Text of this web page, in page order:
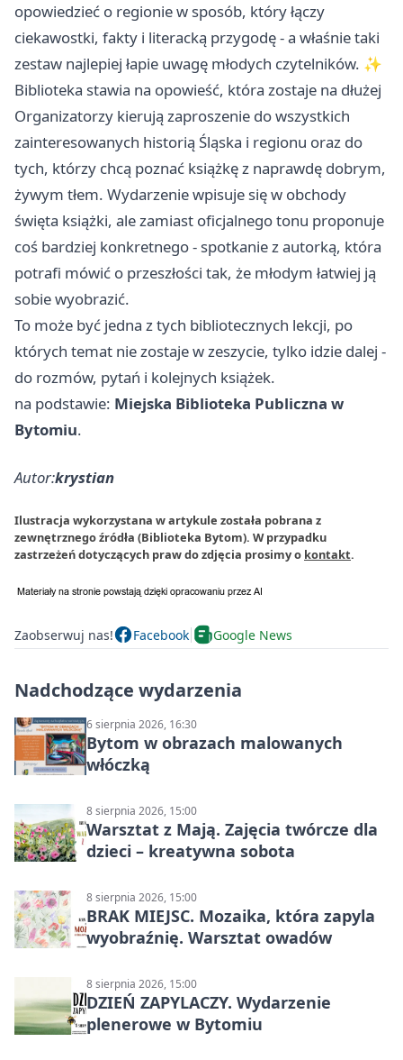
opowiedzieć o regionie w sposób, który łączy
ciekawostki, fakty i literacką przygodę - a właśnie taki
zestaw najlepiej łapie uwagę młodych czytelników. ✨
Biblioteka stawia na opowieść, która zostaje na dłużej
Organizatorzy kierują zaproszenie do wszystkich
zainteresowanych historią Śląska i regionu oraz do
tych, którzy chcą poznać książkę z naprawdę dobrym,
żywym tłem. Wydarzenie wpisuje się w obchody
święta książki, ale zamiast oficjalnego tonu proponuje
coś bardziej konkretnego - spotkanie z autorką, która
potrafi mówić o przeszłości tak, że młodym łatwiej ją
sobie wyobrazić.
To może być jedna z tych bibliotecznych lekcji, po
których temat nie zostaje w zeszycie, tylko idzie dalej -
do rozmów, pytań i kolejnych książek.
na podstawie: Miejska Biblioteka Publiczna w
Bytomiu.
Autor:krystian
Ilustracja wykorzystana w artykule została pobrana z
zewnętrznego źródła (Biblioteka Bytom). W przypadku
zastrzeżeń dotyczących praw do zdjęcia prosimy o kontakt.
Zaobserwuj nas! Facebook Google News
Nadchodzące wydarzenia
6 sierpnia 2026, 16:30
Bytom w obrazach malowanych
włóczką
8 sierpnia 2026, 15:00
Warsztat z Mają. Zajęcia twórcze dla
dzieci – kreatywna sobota
8 sierpnia 2026, 15:00
BRAK MIEJSC. Mozaika, która zapyla
wyobraźnię. Warsztat owadów
8 sierpnia 2026, 15:00
DZIEŃ ZAPYLACZY. Wydarzenie
plenerowe w Bytomiu